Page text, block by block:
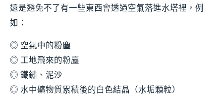
還是避免不了有一些東西會透過空氣落進水塔裡，例
如：
◎ 空氣中的粉塵
◎ 工地飛來的粉塵
◎ 鐵鏽、泥沙
◎ 水中礦物質累積後的白色結晶（水垢顆粒）